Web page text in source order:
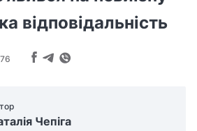
відповідальність
Чепіга